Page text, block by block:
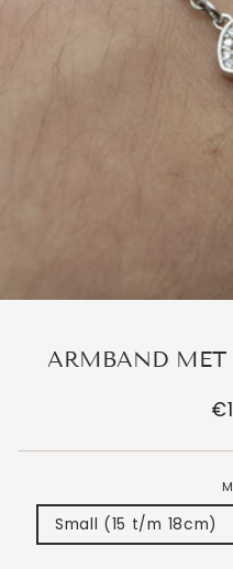
ARMBAND
Small (15 t/m 18cm)